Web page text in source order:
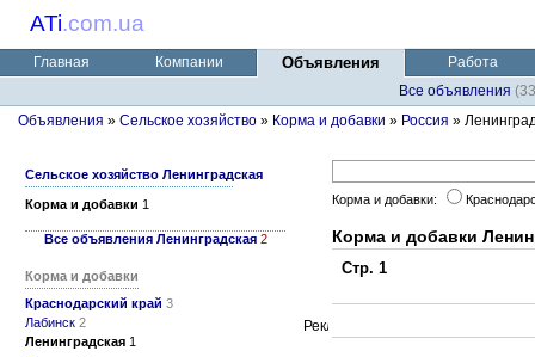
ATi.com.ua
Главная Компании Объявления
Работа
Все объявления
Объявления » Сельское хозяйство » Корма и добавки » Россия »
Сельское хозяйство Ленинградская
Корма и добавки 1
Все объявления Ленинградская 2
Корма и добавки
Краснодарский край 3
Лабинск 2
Ленинградская 1
Корма и добавки:
Корма и добавки
Стр. 1